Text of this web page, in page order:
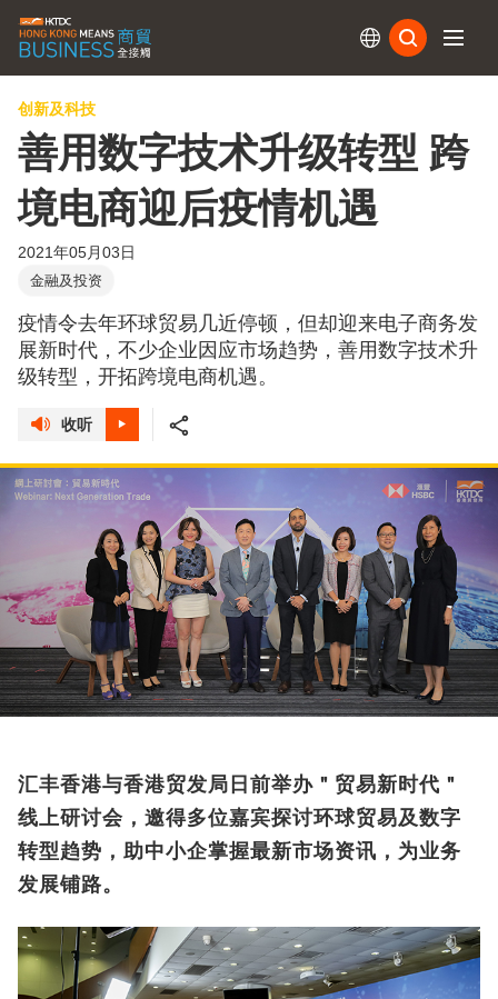
创新及科技
善用数字技术升级转型 跨
境电商迎后疫情机遇
2021年05月03日
金融及投资
疫情令去年环球贸易几近停顿，但却迎来电子商务发
展新时代，不少企业因应市场趋势，善用数字技术升
级转型，开拓跨境电商机遇。
收听
汇丰香港与香港贸发局日前举办＂贸易新时代＂
线上研讨会，邀得多位嘉宾探讨环球贸易及数字
转型趋势，助中小企掌握最新市场资讯，为业务
发展铺路。